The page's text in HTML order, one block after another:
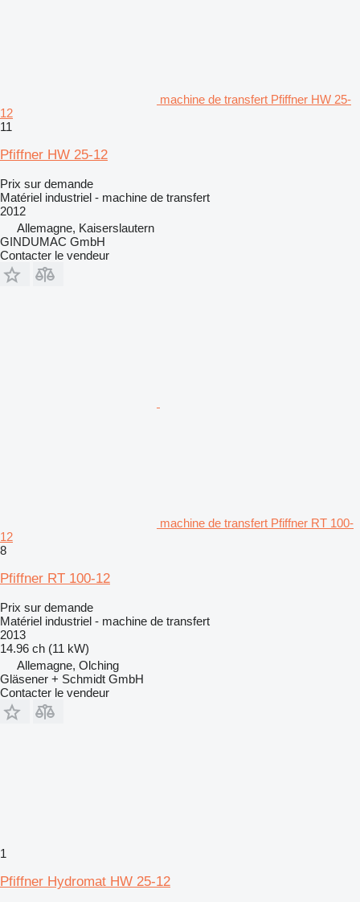
machine de transfert Pfiffner HW 25-
12
11
Pfiffner HW 25-12
Prix sur demande
Matériel industriel - machine de transfert
2012
Allemagne, Kaiserslautern
GINDUMAC GmbH
Contacter le vendeur
machine de transfert Pfiffner RT 100-
12
8
Pfiffner RT 100-12
Prix sur demande
Matériel industriel - machine de transfert
2013
14.96 ch (11 kW)
Allemagne, Olching
Gläsener + Schmidt GmbH
Contacter le vendeur
1
Pfiffner Hydromat HW 25-12